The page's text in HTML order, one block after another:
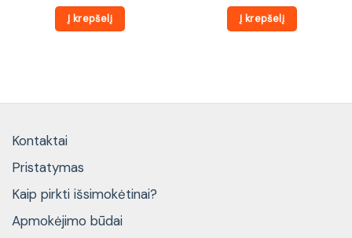
Į krepšelį Į krepšelį
Kontaktai
Pristatymas
Kaip pirkti išsimokėtinai?
Apmokėjimo būdai